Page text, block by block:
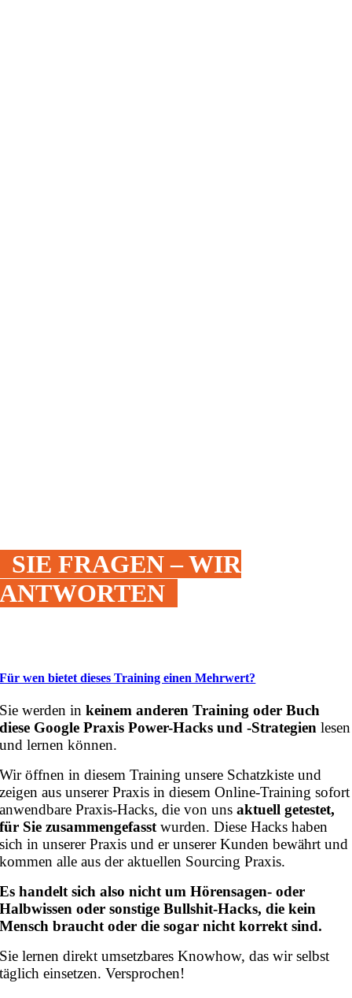
SIE FRAGEN – WIR
ANTWORTEN
Für wen bietet dieses Training einen Mehrwert?
Sie werden inkeinem anderen Training oder Buch
diese Google Praxis Power-Hacks und -Strategien lesen
und lernen können.
Wir öffnen in diesem Training unsere Schatzkiste und
zeigen aus unserer Praxis in diesem Online-Training sofort
anwendbare Praxis-Hacks, die von unsaktuell getestet,
für Sie zusammengefasstwurden. Diese Hacks haben
sich in unserer Praxis und er unserer Kunden bewährt und
kommen alle aus der aktuellen Sourcing Praxis.
Es handelt sich also nicht um Hörensagen- oder
Halbwissen oder sonstige Bullshit-Hacks, die kein
Mensch braucht oder die sogar nicht korrekt sind.
Sie lernen direkt umsetzbares Knowhow, das wir selbst
täglich einsetzen. Versprochen!